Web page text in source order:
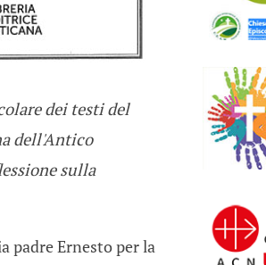
dei testi del
dell'Antico
sulla
padre Ernesto per la